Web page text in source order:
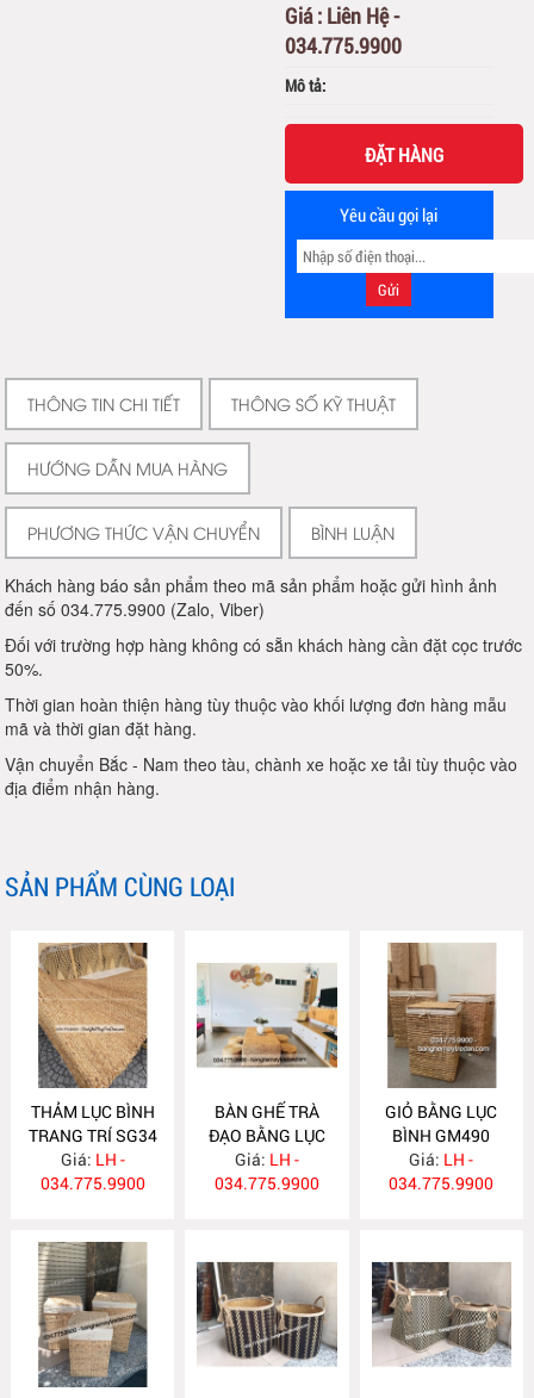
Giá : Liên Hệ -
034.775.9900
Mô tả:
ĐẶT HÀNG
Yêu cầu gọi lại
THÔNG TIN CHI TIẾT THÔNG SỐ KỸ THUẬT
HƯỚNG DẪN MUA HÀNG
PHƯƠNG THỨC VẬN CHUYỂN BÌNH LUẬN
Khách hàng báo sản phẩm theo mã sản phẩm hoặc gửi hình ảnh
đến số 034.775.9900 (Zalo, Viber)
Đối với trường hợp hàng không có sẵn khách hàng cần đặt cọc trước
50%.
Thời gian hoàn thiện hàng tùy thuộc vào khối lượng đơn hàng mẫu
mã và thời gian đặt hàng.
Vận chuyển Bắc - Nam theo tàu, chành xe hoặc xe tải tùy thuộc vào
địa điểm nhận hàng.
SẢN PHẨM CÙNG LOẠI
THẢM LỤC BÌNH
TRANG TRÍ SG34
Giá: LH -
034.775.9900
BÀN GHẾ TRÀ
ĐẠO BẰNG LỤC
BÌNH LB87
Giá: LH -
034.775.9900
GIỎ BẰNG LỤC
BÌNH GM490
Giá: LH -
034.775.9900